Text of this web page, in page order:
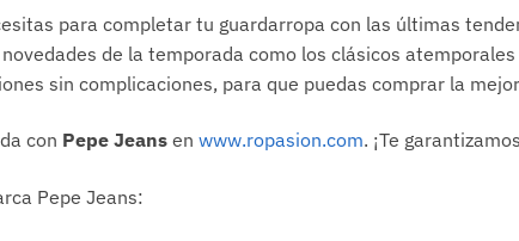
para completar tu guardarropa con las últimas
de la temporada como los clásicos
sin complicaciones, para que puedas comprar la mejor
con Pepe Jeans en www.ropasion.com. ¡Te
Pepe Jeans: